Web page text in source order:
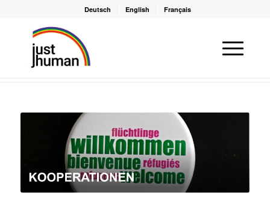
Deutsch English Français
Du bist hier: Startseite